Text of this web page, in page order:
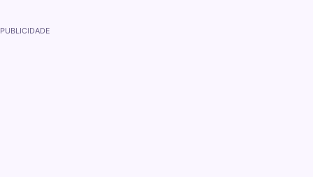
PUBLICIDADE